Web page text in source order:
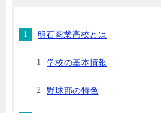
明石商業高校とは
学校の基本情報
野球部の特色